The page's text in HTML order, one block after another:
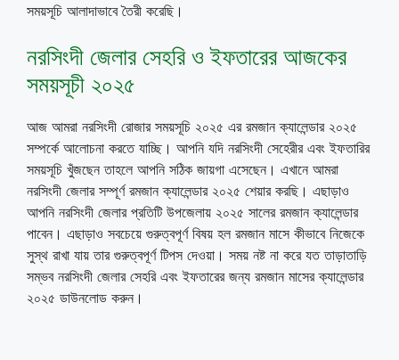
সময়সূচি আলাদাভাবে তৈরী করেছি।
নরসিংদী জেলার সেহরি ও ইফতারের আজকের
সময়সূচী ২০২৫
আজ আমরা নরসিংদী রোজার সময়সূচি ২০২৫ এর রমজান ক্যালেন্ডার ২০২৫
সম্পর্কে আলোচনা করতে যাচ্ছি। আপনি যদি নরসিংদী সেহেরীর এবং ইফতারির
সময়সূচি খুঁজছেন তাহলে আপনি সঠিক জায়গা এসেছেন। এখানে আমরা
নরসিংদী জেলার সম্পূর্ণ রমজান ক্যালেন্ডার ২০২৫ শেয়ার করছি। এছাড়াও
আপনি নরসিংদী জেলার প্রতিটি উপজেলায় ২০২৫ সালের রমজান ক্যালেন্ডার
পাবেন। এছাড়াও সবচেয়ে গুরুত্বপূর্ণ বিষয় হল রমজান মাসে কীভাবে নিজেকে
সুস্থ রাখা যায় তার গুরুত্বপূর্ণ টিপস দেওয়া। সময় নষ্ট না করে যত তাড়াতাড়ি
সম্ভব নরসিংদী জেলার সেহরি এবং ইফতারের জন্য রমজান মাসের ক্যালেন্ডার
২০২৫ ডাউনলোড করুন।